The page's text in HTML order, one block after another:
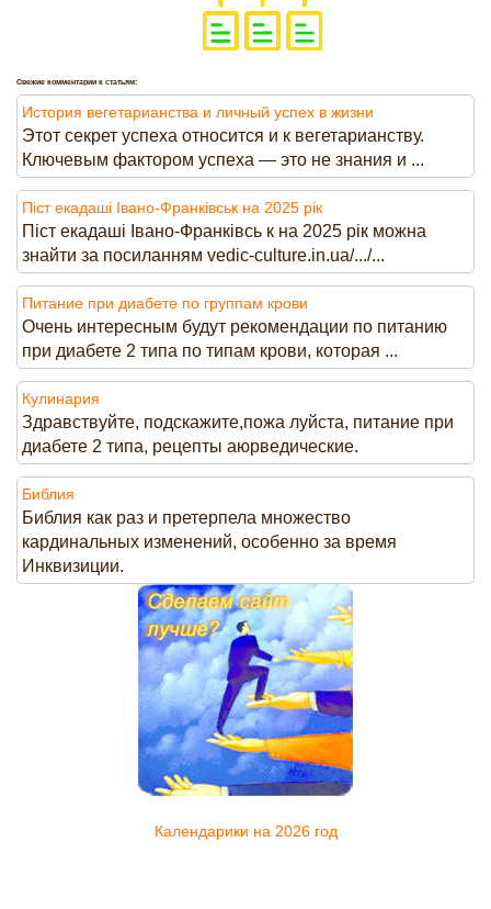
Свежие комментарии к статьям:
История вегетарианства и личный успех в жизни
Этот секрет успеха относится и к вегетарианству.
Ключевым фактором успеха — это не знания и ...
Піст екадаші Івано-Франківськ на 2025 рік
Піст екадаші Івано-Франківсь к на 2025 рік можна
знайти за посиланням vedic-culture.in.ua/.../...
Питание при диабете по группам крови
Очень интересным будут рекомендации по питанию
при диабете 2 типа по типам крови, которая ...
Кулинария
Здравствуйте, подскажите,пожа луйста, питание при
диабете 2 типа, рецепты аюрведические.
Библия
Библия как раз и претерпела множество
кардинальных изменений, особенно за время
Инквизиции.
Календарики на 2026 год